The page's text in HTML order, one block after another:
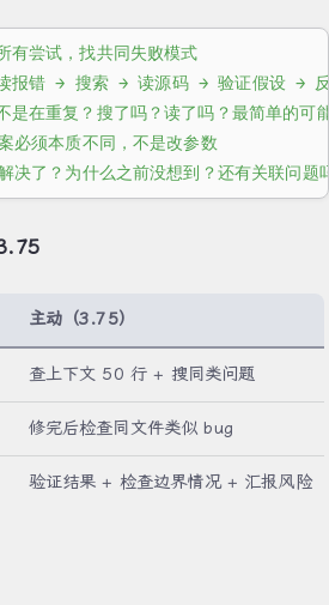
尝试，找共同失败模式
报错 → 搜索 → 读源码 → 验证假设 →
在重复？搜了吗？读了吗？最简单的可
须本质不同，不是改参数
了？为什么之前没想到？还有关联问题
主动（3.75）
查上下文 50 行 + 搜同类问题
修完后检查同文件类似 bug
验证结果 + 检查边界情况 + 汇报风险